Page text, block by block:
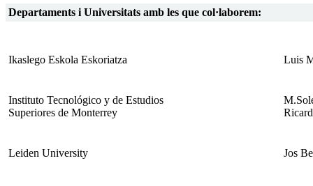
Departaments i Universitats amb les que col·laborem:
Ikaslego Eskola Eskoriatza Luis
Instituto Tecnológico y de Estudios
Superiores de Monterrey
Leiden University Jos